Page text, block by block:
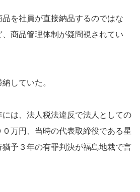
を社員が直接納品するのではな
、商品管理体制が疑問視されてい
していた。
は、法人税法違反で法人としての
万円、当時の代表取締役である星
予３年の有罪判決が福島地裁で言